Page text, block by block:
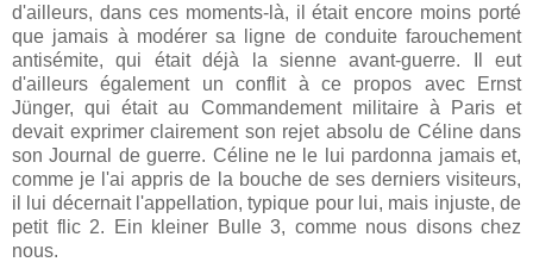
d'ailleurs, dans ces moments-là, il était encore moins porté
que jamais à modérer sa ligne de conduite farouchement
antisémite, qui était déjà la sienne avant-guerre. Il eut
d'ailleurs également un conflit à ce propos avec Ernst
Jünger, qui était au Commandement militaire à Paris et
devait exprimer clairement son rejet absolu de Céline dans
son Journal de guerre. Céline ne le lui pardonna jamais et,
comme je l'ai appris de la bouche de ses derniers visiteurs,
il lui décernait l'appellation, typique pour lui, mais injuste, de
petit flic 2. Ein kleiner Bulle 3, comme nous disons chez
nous.